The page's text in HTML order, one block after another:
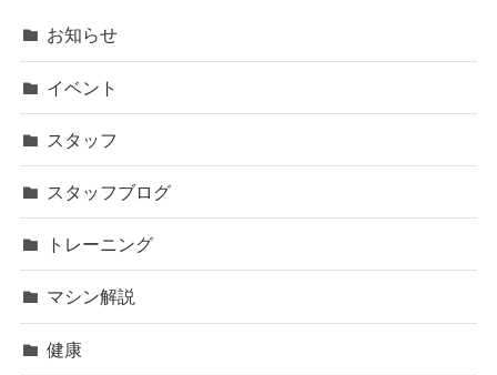
お知らせ
イベント
スタッフ
スタッフブログ
トレーニング
マシン解説
健康